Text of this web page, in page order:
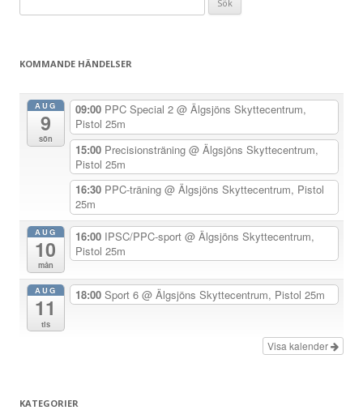
n
n
efter:
KOMMANDE HÄNDELSER
AUG
9
sön
09:00 PPC Special 2 @ Älgsjöns Skyttecentrum,
Pistol 25m
15:00 Precisionsträning @ Älgsjöns Skyttecentrum,
Pistol 25m
16:30 PPC-träning @ Älgsjöns Skyttecentrum, Pistol
25m
AUG
10
mån
16:00 IPSC/PPC-sport @ Älgsjöns Skyttecentrum,
Pistol 25m
AUG
11
tis
18:00 Sport 6 @ Älgsjöns Skyttecentrum, Pistol 25m
Visa kalender
KATEGORIER